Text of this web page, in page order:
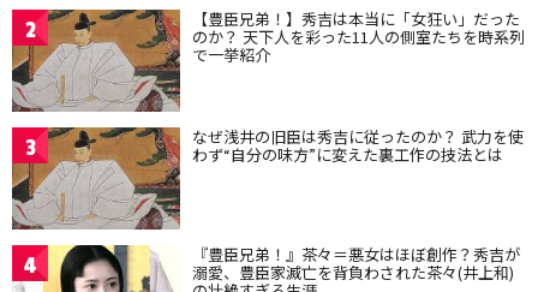
2 【豊臣兄弟！】秀吉は本当に「女狂い」だった
のか？ 天下人を彩った11人の側室たちを時系列
で一挙紹介
3 なぜ浅井の旧臣は秀吉に従ったのか？ 武力を使
わず“自分の味方”に変えた裏工作の技法とは
4 『豊臣兄弟！』茶々＝悪女はほぼ創作？秀吉が
溺愛、豊臣家滅亡を背負わされた茶々(井上和)